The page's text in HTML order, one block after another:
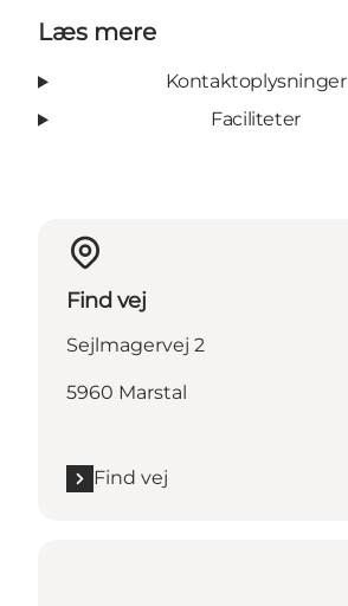
Læs mere
Kontaktoplysninger
Faciliteter
Find vej
Sejlmagervej 2
5960 Marstal
Find vej